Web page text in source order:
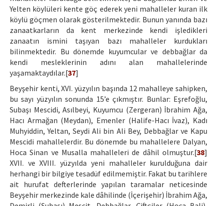
Yelten köylüleri kente göç ederek yeni mahalleler kuran ilk
köylü göçmen olarak gösterilmektedir. Bunun yanında bazı
zanaatkarların da kent merkezinde kendi işledikleri
zanaatın ismini taşıyan bazı mahalleler kurdukları
bilinmektedir. Bu dönemde kuyumcular ve debbağlar da
kendi mesleklerinin adını alan mahallelerinde
yaşamaktaydılar.[37]
Beyşehir kenti, XVI. yüzyılın başında 12 mahalleye sahipken,
bu sayı yüzyılın sonunda 15’e çıkmıştır. Bunlar: Eşrefoğlu,
Subaşı Mescidi, Asılbeyi, Kuyumcu (Zergeran) İbrahim Ağa,
Hacı Armağan (Meydan), Emenler (Halife-Hacı İvaz), Kadı
Muhyiddin, Yeltan, Seydi Ali bin Ali Bey, Debbağlar ve Kapu
Mescidi mahallelerdir. Bu dönemde bu mahallelere Dalyan,
Hoca Sinan ve Musalla mahalleleri de dâhil olmuştur.[38]
XVII. ve XVIII. yüzyılda yeni mahalleler kurulduğuna dair
herhangi bir bilgiye tesadüf edilmemiştir. Fakat bu tarihlere
ait hurufat defterlerinde yapılan taramalar neticesinde
Beyşehir merkezinde kale dâhilinde (İçerişehir) İbrahim Ağa,